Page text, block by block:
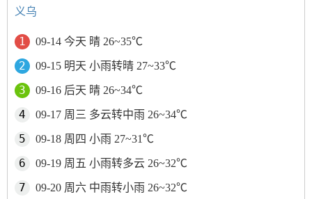
义乌
09-14 今天 晴 26~35℃
09-15 明天 小雨转晴 27~33℃
09-16 后天 晴 26~34℃
09-17 周三 多云转中雨 26~34℃
09-18 周四 小雨 27~31℃
09-19 周五 小雨转多云 26~32℃
09-20 周六 中雨转小雨 26~32℃